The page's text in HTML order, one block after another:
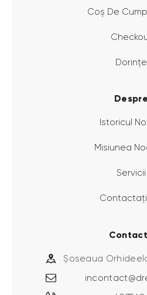
Coș De
Dorințe
Despre
Istoricul
Misiunea
Servicii
Șoseaua